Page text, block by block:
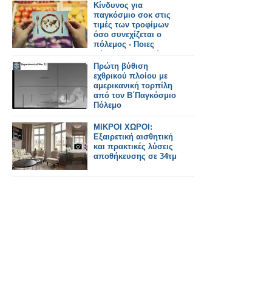
Κίνδυνος για
παγκόσμιο σοκ στις
τιμές των τροφίμων
όσο συνεχίζεται ο
πόλεμος - Ποιες
χώρες θα πληγούν
περισσότερο
Πρώτη βύθιση
εχθρικού πλοίου με
αμερικανική τορπίλη
από τον Β΄Παγκόσμιο
Πόλεμο
ΜΙΚΡΟΙ ΧΩΡΟΙ:
Εξαιρετική αισθητική
και πρακτικές λύσεις
αποθήκευσης σε 34τμ